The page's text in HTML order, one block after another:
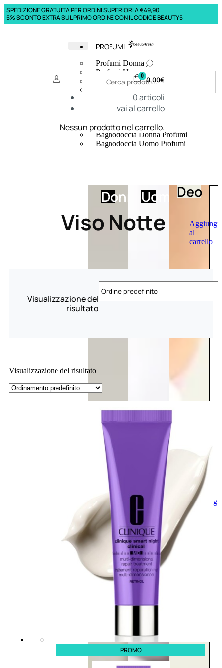
SPEDIZIONE GRATUITA PER ORDINI SUPERIORI A €49,90
5% SCONTO EXTRA SUL PRIMO ORDINE CON IL CODICE BEAUTY5
PROFUMI
Profumi Donna
Profumi Uomo
Deodoranti Donna
Corpo Donna
Corpo Uomo
Creme Mani
Bagnodoccia Donna Profumi
Bagnodoccia Uomo Profumi
DonnaUomoDeo
Aggiungi
al
carrello
Aggiungi
al
0 0,00€
0articoli
vai al carrello
Nessun prodotto nel carrello.
Viso Notte
Visualizzazione del
risultato
Visualizzazione del risultato
PROMO